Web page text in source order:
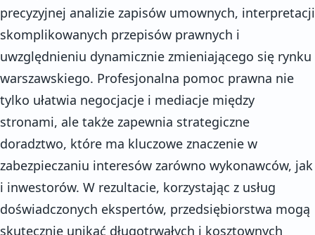
precyzyjnej analizie zapisów umownych, interpretacji
skomplikowanych przepisów prawnych i
uwzględnieniu dynamicznie zmieniającego się rynku
warszawskiego. Profesjonalna pomoc prawna nie
tylko ułatwia negocjacje i mediacje między
stronami, ale także zapewnia strategiczne
doradztwo, które ma kluczowe znaczenie w
zabezpieczaniu interesów zarówno wykonawców, jak
i inwestorów. W rezultacie, korzystając z usług
doświadczonych ekspertów, przedsiębiorstwa mogą
skutecznie unikać długotrwałych i kosztownych